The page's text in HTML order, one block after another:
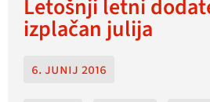
Letošnji letni
izplačan julija
6. junij 2016